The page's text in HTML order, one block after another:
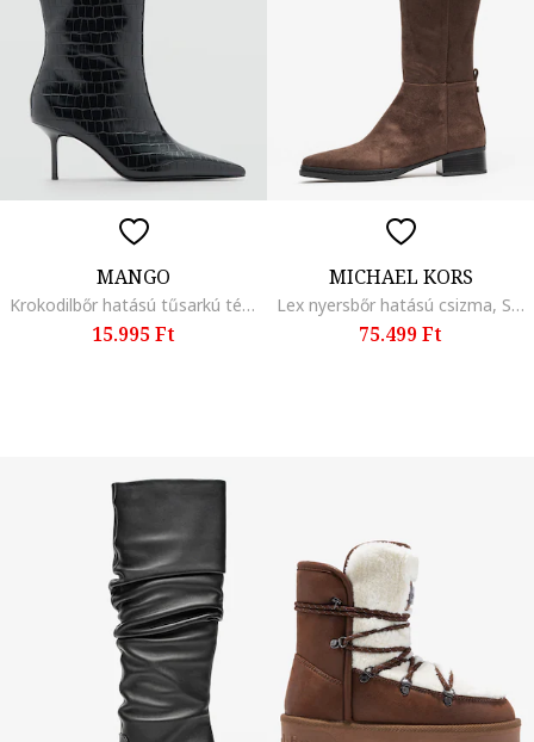
MANGO
Krokodilbőr hatású tűsarkú térdcsizma, Fekete
15.995 Ft
MICHAEL KORS
Lex nyersbőr hatású csizma, Sötétbarna
75.499 Ft